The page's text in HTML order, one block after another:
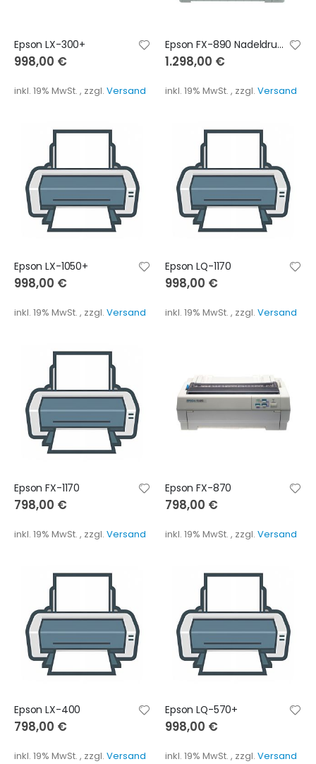
Epson LX-300+
998,00 €
inkl. 19% MwSt. , zzgl. Versand
Epson FX-890 Nadeldrucker 680 Zeichen pro Sekunde
1.298,00 €
inkl. 19% MwSt. , zzgl. Versand
Epson LX-1050+
998,00 €
inkl. 19% MwSt. , zzgl. Versand
Epson LQ-1170
998,00 €
inkl. 19% MwSt. , zzgl. Versand
Epson FX-1170
798,00 €
inkl. 19% MwSt. , zzgl. Versand
Epson FX-870
798,00 €
inkl. 19% MwSt. , zzgl. Versand
Epson LX-400
798,00 €
inkl. 19% MwSt. , zzgl. Versand
Epson LQ-570+
998,00 €
inkl. 19% MwSt. , zzgl. Versand